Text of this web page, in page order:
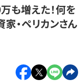
も増えた！何を
・ペリカンさん